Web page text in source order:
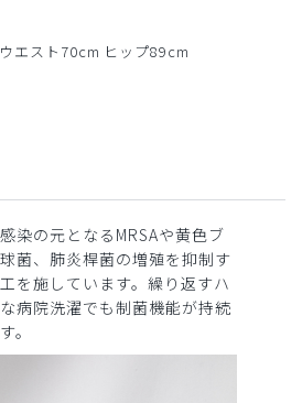
エスト70cm ヒップ89cm
染の元となるMRSAや黄色ブ
菌、肺炎桿菌の増殖を抑制す
を施しています。繰り返すハ
病院洗濯でも制菌機能が持続
。